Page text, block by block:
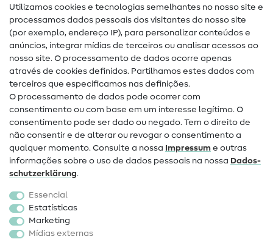
Guias de costura
Ajuda e contacto
Contacto
Mudança de proprietário
Perguntas frequentes (FAQ)
Direito de cancelamento
Popular
Tecidos
Acessórios de costura
Utilizamos cookies e tecnologias semelhantes no nosso site e
processamos dados pessoais dos visitantes do nosso site
(por exemplo, endereço IP), para personalizar conteúdos e
anúncios, integrar mídias de terceiros ou analisar acessos ao
nosso site. O processamento de dados ocorre apenas
através de cookies definidos. Partilhamos estes dados com
terceiros que especificamos nas definições.
O processamento de dados pode ocorrer com
consentimento ou com base em um interesse legítimo. O
consentimento pode ser dado ou negado. Tem o direito de
não consentir e de alterar ou revogar o consentimento a
qualquer momento. Consulte a nossa Impressum e outras
informações sobre o uso de dados pessoais na nossa Dados­
schutz­erklärung.
Essencial
Estatísticas
Marketing
Mídias externas